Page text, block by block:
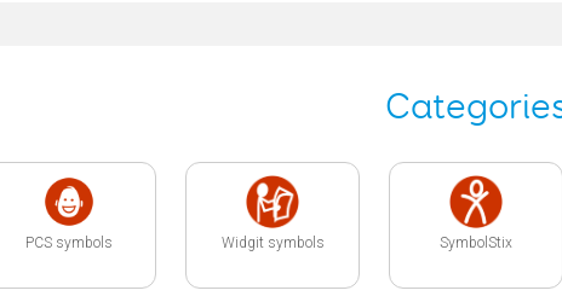
PCS symbols Widgit symbols SymbolStix